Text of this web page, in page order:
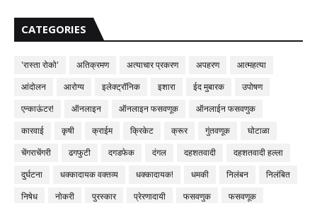
CATEGORIES
'रास्ता रोको' अतिक्रमण अत्याचार प्रकरण अपहरण
आत्महत्या
आंदोलन
आरोग्य इलेक्ट्रॉनिक इशारा ईद मुबारक
उपोषण
एन्काऊंटर!
ऑनलाइन ऑनलाइन फसवणूक
ऑनलाईन फसवणुक
कारवाई
कृषी क्राईम क्रिकेट क्रूर गुंतवणूक
घोटाळा
चेंगराचेंगरी
ढगफुटी दगडफेक दंगल दहशतवादी
दहशतवादी हल्ला
दुर्घटना
धक्कादायक वक्तव्य धक्कादायक! धमकी निलंबन
निलंबित
निषेध
नोकरी पुरस्कार प्रेरणादायी फसवणुक
फसवणूक